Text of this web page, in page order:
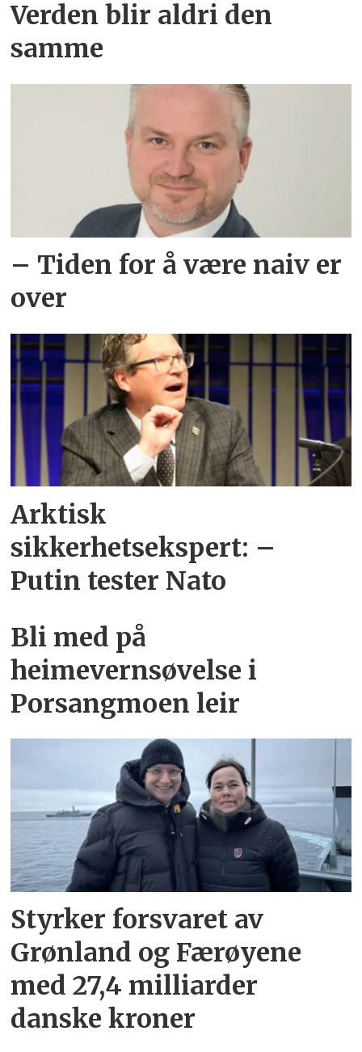
Verden blir aldri den
samme
– Tiden for å være naiv er
over
Arktisk
sikkerhetsekspert: –
Putin tester Nato
Bli med på
heimevernsøvelse i
Porsangmoen leir
Styrker forsvaret av
Grønland og Færøyene
med 27,4 milliarder
danske kroner